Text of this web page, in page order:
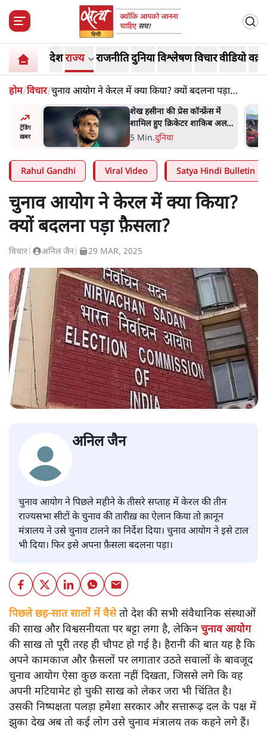
देशराज्य राजनीतिदुनियाविश्लेषणविचारवीडियो
होम/विचार/चुनाव आयोग ने केरल में क्या किया? क्यों बदलना पड़ा
फ़ैसला?
ट्रेंडिंग
ख़बर
अहमद
में बंद
शेख हसीना की प्रेस कॉन्फ्रेंस में
शामिल हुए क्रिकेटर शाकिब अल
हसन के घर पर पेट्रोल बम से हमला
5 Min.दुनिया
Rahul Gandhi Viral Video Satya Hindi Bulletin
चुनाव आयोग ने केरल में क्या किया?
क्यों बदलना पड़ा फ़ैसला?
विचार अनिल जैन 29 MAR, 2025
अनिल जैन
चुनाव आयोग ने पिछले महीने के तीसरे सप्ताह में केरल की तीन
राज्यसभा सीटों के चुनाव की तारीख़ का ऐलान किया तो क़ानून
मंत्रालय ने उसे चुनाव टालने का निर्देश दिया। चुनाव आयोग ने इसे टाल
भी दिया। फिर इसे अपना फ़ैसला बदलना पड़ा।
पिछले छह-सात सालों में वैसेतो देश की सभी संवैधानिक संस्थाओं
की साख और विश्वसनीयता पर बट्टा लगा है, लेकिन चुनाव आयोग
की साख तो पूरी तरह ही चौपट हो गई है। हैरानी की बात यह है कि
अपने कामकाज और फ़ैसलों पर लगातार उठते सवालों के बावजूद
चुनाव आयोग ऐसा कुछ करता नहीं दिखता, जिससे लगे कि वह
अपनी मटियामेट हो चुकी साख को लेकर जरा भी चिंतित है।
उसकी निष्पक्षता पलड़ा हमेशा सरकार और सत्तारूढ़ दल के पक्ष में
झुका देख अब तो कई लोग उसे चुनाव मंत्रालय तक कहने लगे हैं।